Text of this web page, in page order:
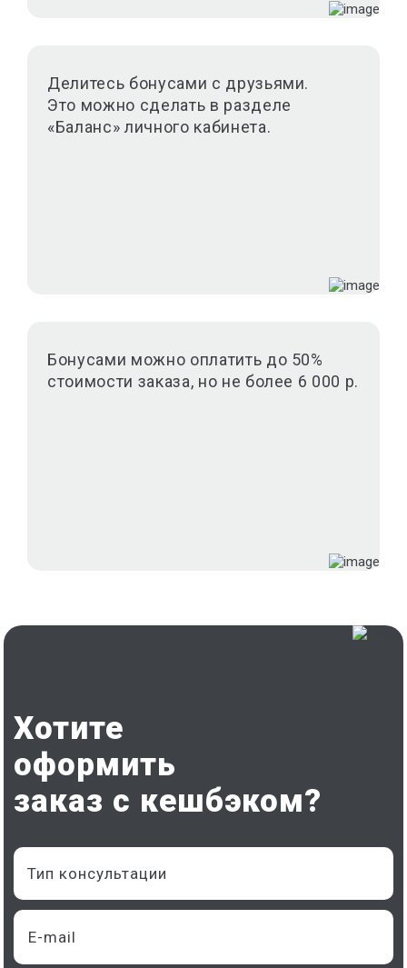
Делитесь бонусами с друзьями.
Это можно сделать в разделе
«Баланс» личного кабинета.
Бонусами можно оплатить до 50%
стоимости заказа, но не более 6 000 р.
Хотите
оформить
заказ с кешбэком?
Тип консультации